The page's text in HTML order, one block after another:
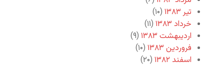
تیر ۱۳۸۳
(۱۰)
خرداد ۱۳۸۳
(۱۱)
اردیبهشت ۱۳۸۳
(۹)
فروردین ۱۳۸۳
(۱۰)
اسفند ۱۳۸۲
(۲۰)